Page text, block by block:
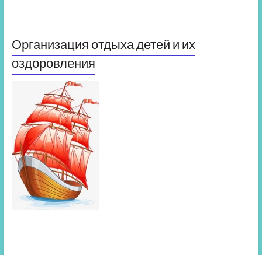
Организация отдыха детей и их
оздоровления